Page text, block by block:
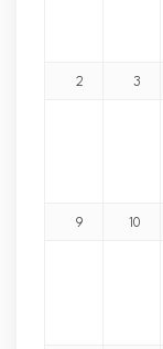
2 3
9 10